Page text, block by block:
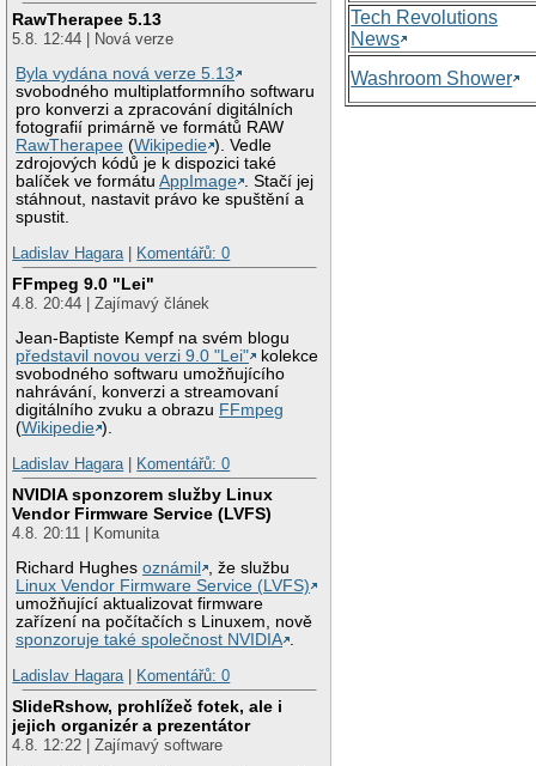
RawTherapee 5.13
5.8. 12:44 | Nová verze
Byla vydána nová verze 5.13
svobodného multiplatformního softwaru
pro konverzi a zpracování digitálních
fotografií primárně ve formátů RAW
RawTherapee (Wikipedie ). Vedle
zdrojových kódů je k dispozici také
balíček ve formátuAppImage . Stačí jej
stáhnout, nastavit právo ke spuštění a
spustit.
Ladislav Hagara
Komentářů: 0
FFmpeg 9.0 "Lei"
4.8. 20:44 | Zajímavý článek
Jean-Baptiste Kempf na svém blogu
představil novou verzi 9.0 "Lei"
kolekce
svobodného softwaru umožňujícího
nahrávání, konverzi a streamovaní
digitálního zvuku a obrazu FFmpeg
(Wikipedie ).
Ladislav Hagara
Komentářů: 0
NVIDIA sponzorem služby Linux
Vendor Firmware Service (LVFS)
4.8. 20:11 | Komunita
Richard Hughesoznámil
, že službu
Linux Vendor Firmware Service (LVFS)
umožňující aktualizovat firmware
zařízení na počítačích s Linuxem, nově
sponzoruje také společnost NVIDIA .
Ladislav Hagara | Komentářů: 0
SlideRshow, prohlížeč fotek, ale i
jejich organizér a prezentátor
4.8. 12:22 | Zajímavý software
Tech Revolutions
News
Washroom Shower